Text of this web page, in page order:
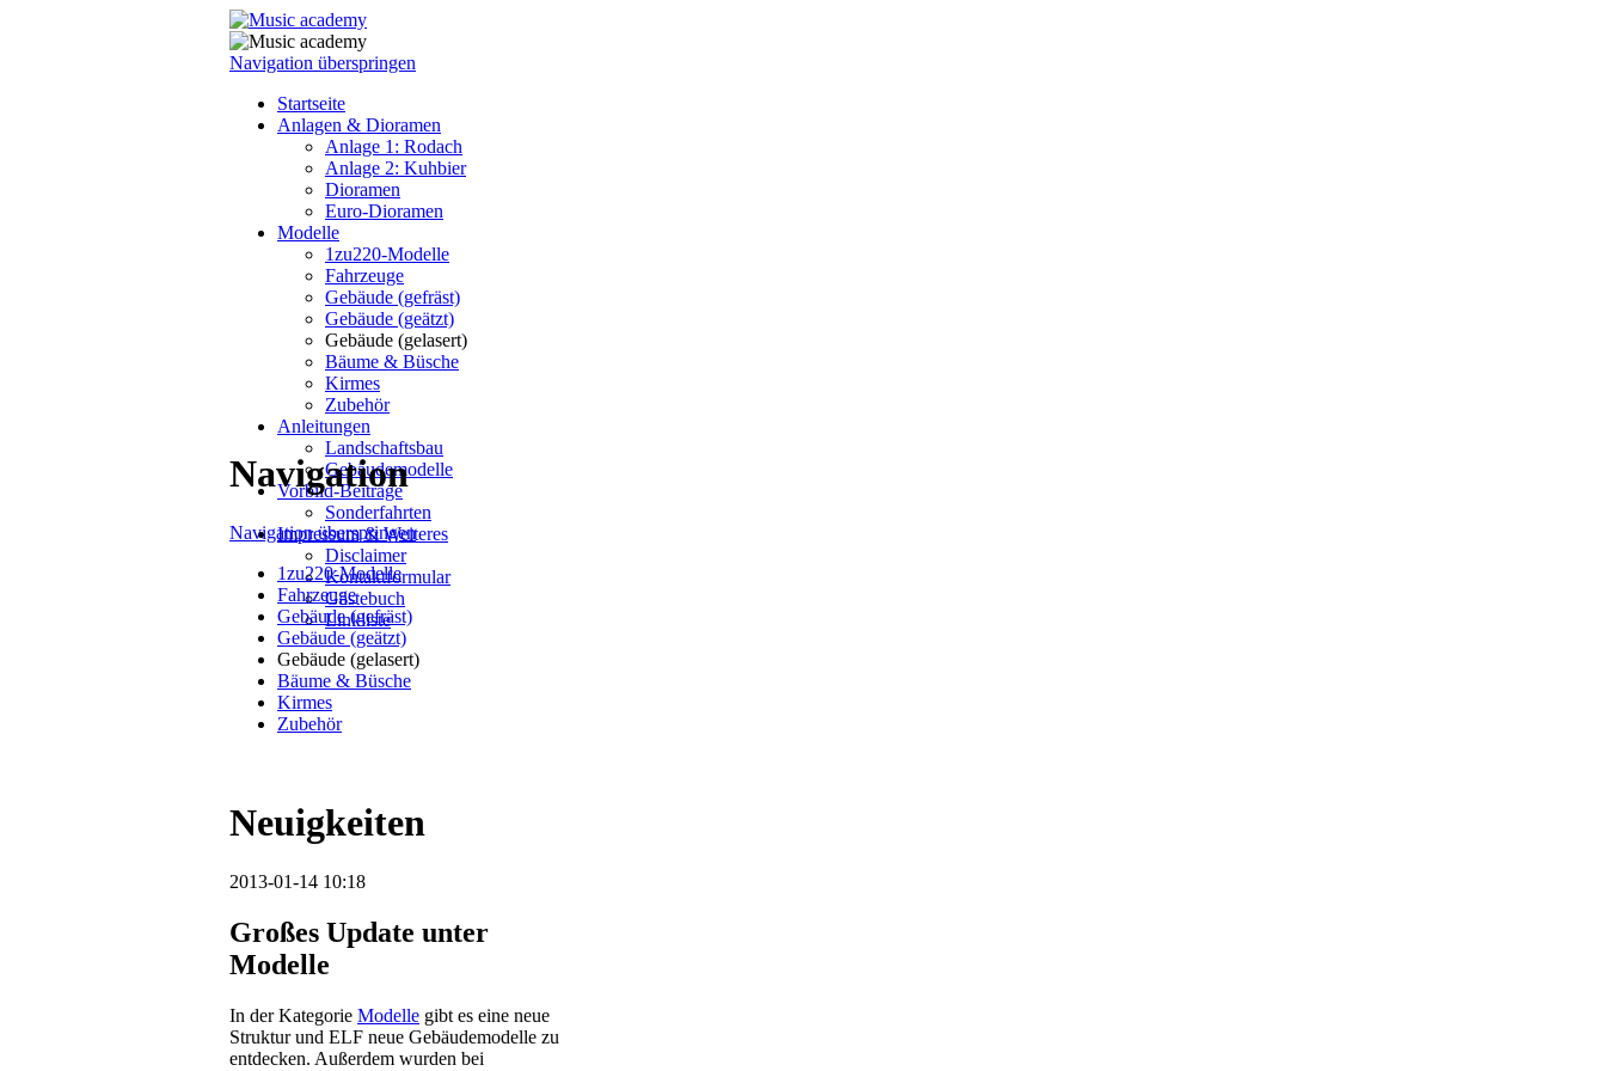
Navigation überspringen
Startseite
Anlagen & Dioramen
Anlage 1: Rodach
Anlage 2: Kuhbier
Dioramen
Euro-Dioramen
Modelle
1zu220-Modelle
Fahrzeuge
Gebäude (gefräst)
Gebäude (geätzt)
Gebäude (gelasert)
Bäume & Büsche
Kirmes
Zubehör
Anleitungen
Landschaftsbau
Gebäudemodelle
Vorbild-Beiträge
Sonderfahrten
Impressum & Weiteres
Disclaimer
Kontaktformular
Gästebuch
Linkliste
Navigation
Navigation überspringen
1zu220-Modelle
Fahrzeuge
Gebäude (gefräst)
Gebäude (geätzt)
Gebäude (gelasert)
Bäume & Büsche
Kirmes
Zubehör
Neuigkeiten
2013-01-14 10:18
Großes Update unter
Modelle
In der Kategorie Modelle gibt es eine neue
Struktur und ELF neue Gebäudemodelle zu
entdecken. Außerdem wurden bei